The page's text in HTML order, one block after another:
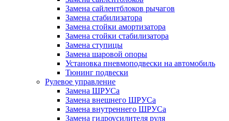
Замена сайлентблоков рычагов
Замена стабилизатора
Замена стойки амортизатора
Замена стойки стабилизатора
Замена ступицы
Замена шаровой опоры
Установка пневмоподвески на автомобиль
Тюнинг подвески
Рулевое управление
Замена ШРУСа
Замена внешнего ШРУСа
Замена внутреннего ШРУСа
Замена гидроусилителя руля